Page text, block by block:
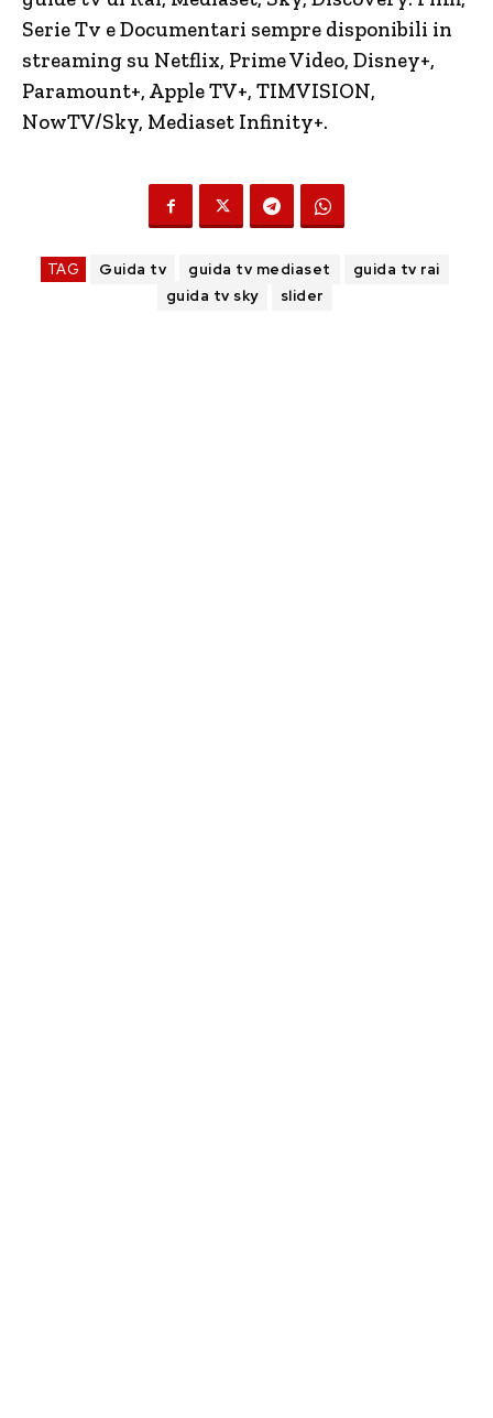
Serie Tv e Documentari sempre disponibili in
streaming su Netflix, Prime Video, Disney+,
Paramount+, Apple TV+, TIMVISION,
NowTV/Sky, Mediaset Infinity+.
TAG Guida tv guida tv mediaset
guida tv rai
guida tv sky
slider